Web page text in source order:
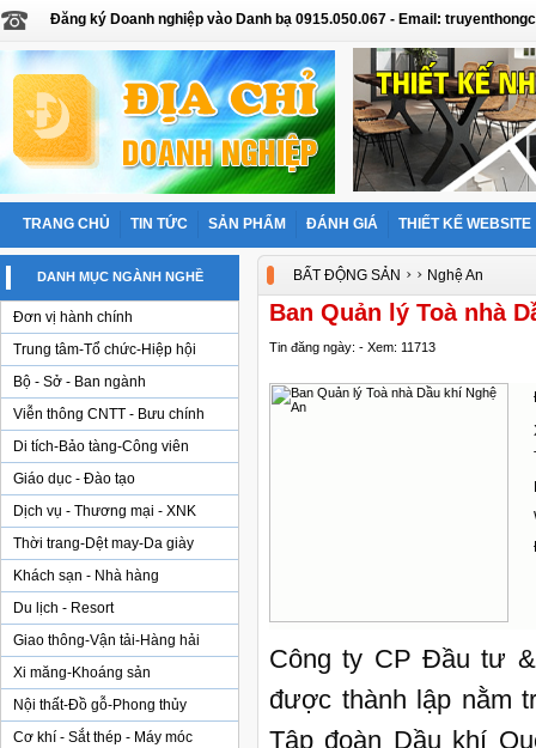
Đăng ký Doanh nghiệp vào Danh bạ 0915.050.067 - Email:
TRANG CHỦ TIN TỨC SẢN PHẨM ĐÁNH GIÁ THIẾT KẾ WEBSITE
DANH MỤC NGÀNH NGHỀ
Đơn vị hành chính
Trung tâm-Tổ chức-Hiệp hội
Bộ - Sở - Ban ngành
Viễn thông CNTT - Bưu chính
Di tích-Bảo tàng-Công viên
Giáo dục - Đào tạo
Dịch vụ - Thương mại - XNK
Thời trang-Dệt may-Da giày
Khách sạn - Nhà hàng
Du lịch - Resort
Giao thông-Vận tải-Hàng hải
Xi măng-Khoáng sản
Nội thất-Đồ gỗ-Phong thủy
Cơ khí - Sắt thép - Máy móc
BẤT ĐỘNG SẢN › › Nghệ An
Ban Quản lý Toà nhà
Tin đăng ngày: - Xem: 11713
Công ty CP Đầu tư
được thành lập nằm
Tập đoàn Dầu khí